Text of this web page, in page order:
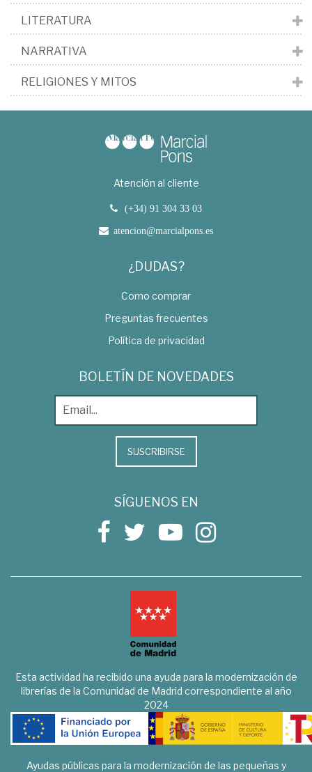
LITERATURA
NARRATIVA
RELIGIONES Y MITOS
Atención al cliente
(+34) 91 304 33 03
atencion@marcialpons.es
¿DUDAS?
Como comprar
Preguntas frecuentes
Política de privacidad
BOLETÍN DE NOVEDADES
SUSCRIBIRSE
SÍGUENOS EN
Esta actividad ha recibido una ayuda para la modernización de
librerías de la Comunidad de Madrid correspondiente al año
2024
Ayudas públicas para la modernización de las pequeñas y